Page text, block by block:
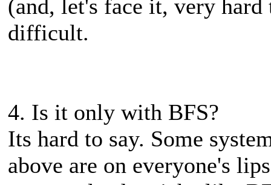
(and, let's face it, very
difficult.
4. Is it only with BFS?
Its hard to say. Some
above are on everyone's